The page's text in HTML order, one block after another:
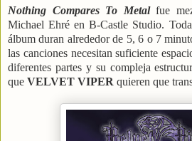
Nothing Compares To Metalfue
Michael Ehré en B-Castle Studio.
álbum duran alrededor de 5, 6 o 7
las canciones necesitan suficiente
diferentes partes y su compleja
que VELVET VIPER quieren que